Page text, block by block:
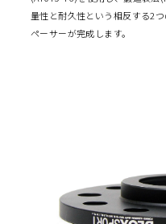
量性と耐久性という相反する2
ペーサーが完成します。